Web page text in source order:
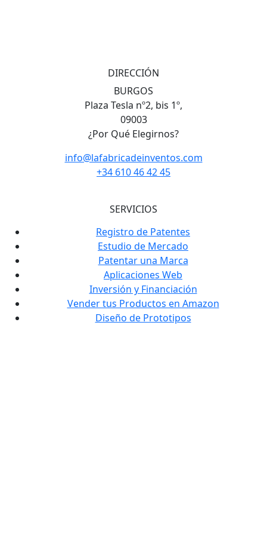
DIRECCIÓN
BURGOS
Plaza Tesla nº2, bis 1º,
09003
¿Por Qué Elegirnos?
info@lafabricadeinventos.com
+34 610 46 42 45
SERVICIOS
Registro de Patentes
Estudio de Mercado
Patentar una Marca
Aplicaciones Web
Inversión y Financiación
Vender tus Productos en Amazon
Diseño de Prototipos